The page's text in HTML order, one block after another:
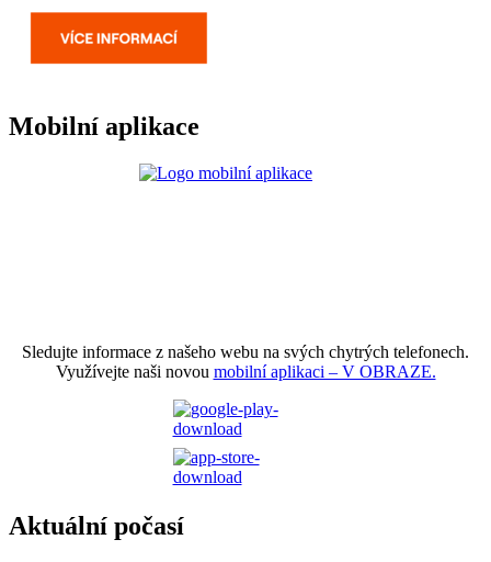
Mobilní aplikace
Sledujte informace z našeho webu na svých chytrých telefonech.
Využívejte naši novou mobilní aplikaci – V OBRAZE.
Aktuální počasí